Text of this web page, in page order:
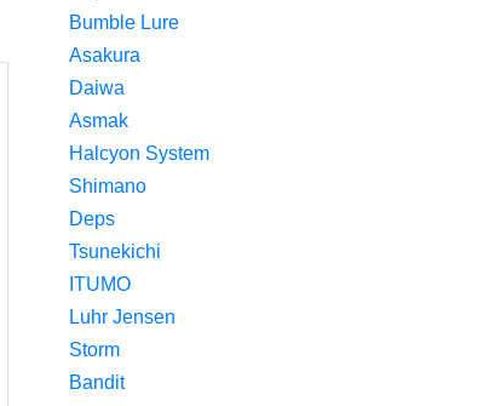
Bumble Lure
Asakura
Daiwa
Asmak
Halcyon System
Shimano
Deps
Tsunekichi
ITUMO
Luhr Jensen
Storm
Bandit